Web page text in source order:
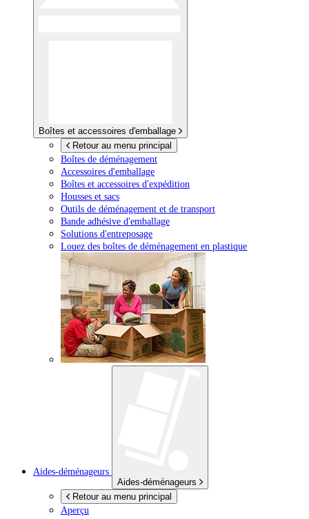
Boîtes et accessoires d'emballage
Retour au menu principal
Boîtes de déménagement
Accessoires d'emballage
Boîtes et accessoires d'expédition
Housses et sacs
Outils de déménagement et de transport
Bande adhésive d'emballage
Solutions d'entreposage
Louez des boîtes de déménagement en plastique
Aides-déménageurs
Aides-déménageurs
Retour au menu principal
Aperçu